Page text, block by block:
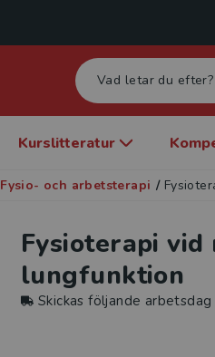
Kurslitteratur
Fysio- och arbetsterapi /
Fysioterapi vid
lungfunktion
Skickas följande arbetsdag